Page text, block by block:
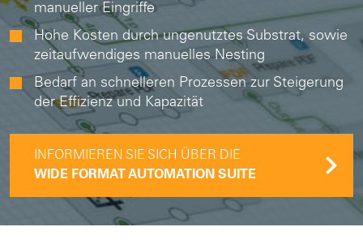
manueller Eingriffe
Hohe Kosten durch ungenutztes Substrat, sowie
zeitaufwendiges manuelles Nesting
Bedarf an schnelleren Prozessen zur Steigerung
der Effizienz und Kapazität
INFORMIEREN SIE SICH ÜBER DIE
WIDE FORMAT AUTOMATION SUITE